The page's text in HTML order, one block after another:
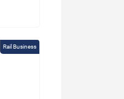
Rail Business